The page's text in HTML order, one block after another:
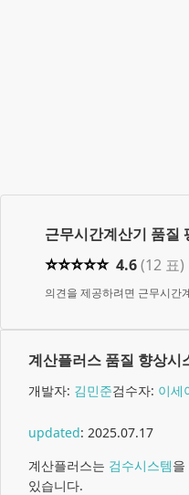
근무시간계산기 품질
⭐⭐⭐⭐⭐ 4.6 (12표)
의견을 제공하려면 근무시간
계산플러스 품질 향상시
개발자: 김민준검수자: 이세
updated: 2025.07.17
계산플러스는 검수시스템
있습니다.